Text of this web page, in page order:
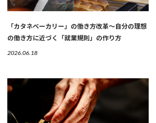
「カタネベーカリー」の働き方改革～自分の理想
の働き方に近づく「就業規則」の作り方
2026.06.18